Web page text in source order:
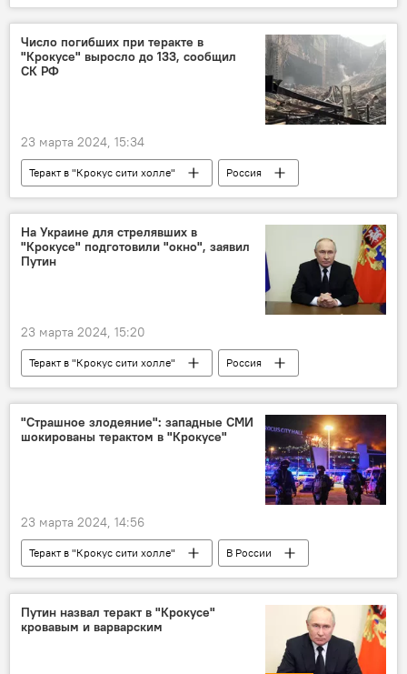
Россия Владимир Путин
теракт
Число погибших при теракте в
"Крокусе" выросло до 133, сообщил
СК РФ
23 марта 2024, 15:34
Теракт в "Крокус сити холле"
Россия
Происшествия
теракт погибшие
На Украине для стрелявших в
"Крокусе" подготовили "окно", заявил
Путин
23 марта 2024, 15:20
Теракт в "Крокус сити холле"
Россия
Происшествия
теракт
Владимир Путин
"Страшное злодеяние": западные СМИ
шокированы терактом в "Крокусе"
23 марта 2024, 14:56
Теракт в "Крокус сити холле"
В России
Россия
Происшествия
теракт
Путин назвал теракт в "Крокусе"
кровавым и варварским